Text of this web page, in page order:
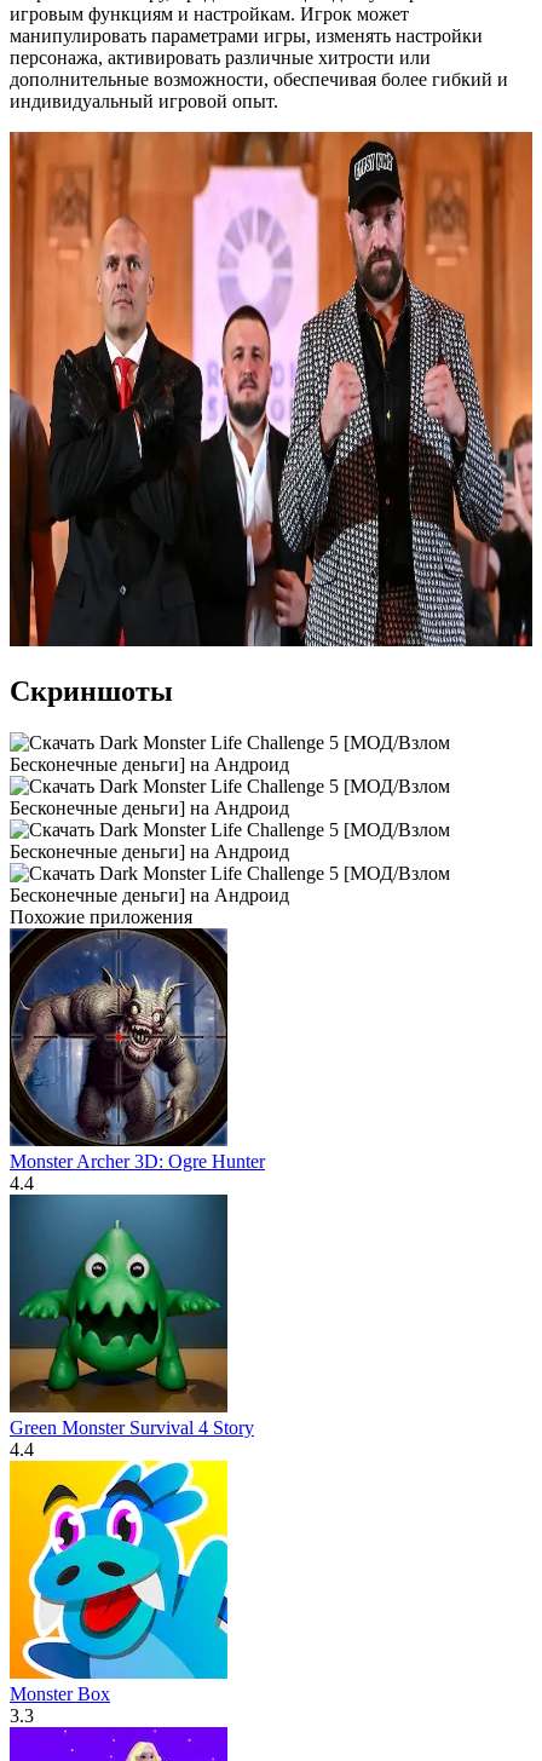
игровым функциям и настройкам. Игрок может
манипулировать параметрами игры, изменять настройки
персонажа, активировать различные хитрости или
дополнительные возможности, обеспечивая более гибкий и
индивидуальный игровой опыт.
Скриншоты
Похожие приложения
Monster Archer 3D: Ogre Hunter
4.4
Green Monster Survival 4 Story
4.4
Monster Box
3.3